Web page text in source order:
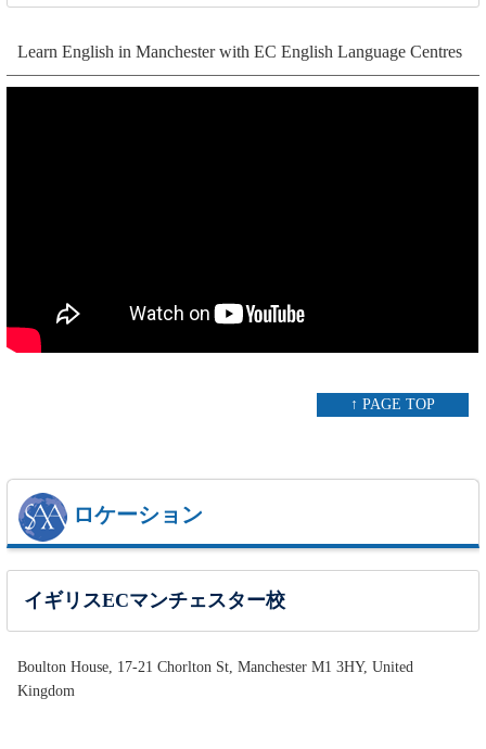
Learn English in Manchester with EC English Language Centres
↑ PAGE TOP
ロケーション
イギリスECマンチェスター校
Boulton House, 17-21 Chorlton St, Manchester M1 3HY, United
Kingdom